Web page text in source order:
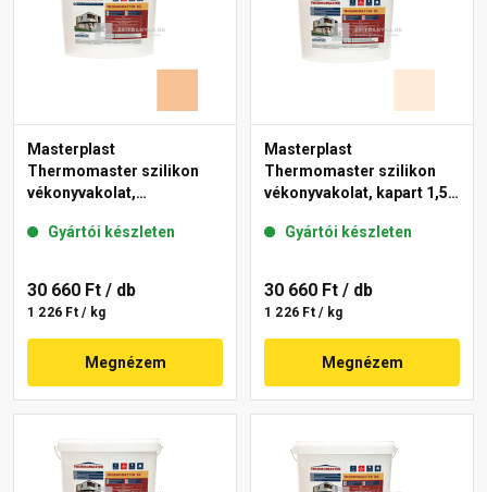
Masterplast
Thermomaster szilikon
vékonyvakolat,
04-C 25 kg
Gyártói készleten
30 660 Ft / db
1 226 Ft / kg
Megnézem
Masterplast
Thermomaster szilikon
vékonyvakolat, kapart 1,5
Gyártói készleten
30 660 Ft / db
1 226 Ft / kg
Megnézem